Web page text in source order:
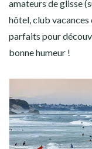
amateurs de glisse
hôtel, club vacances
parfaits pour
bonne humeur !